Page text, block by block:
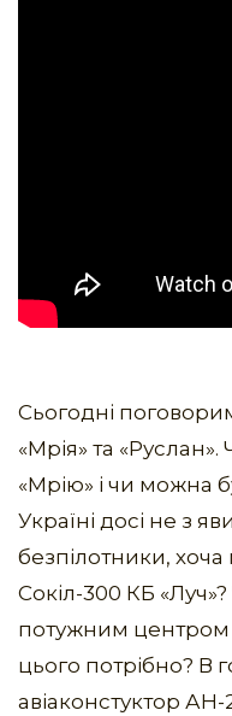
Сьогодні
«Мрія» та
«Мрію» і чи можна
Україні досі не з
безпілотники,
Сокіл-300 КБ
потужним центром
цього потрібно? В
авіаконстуктор